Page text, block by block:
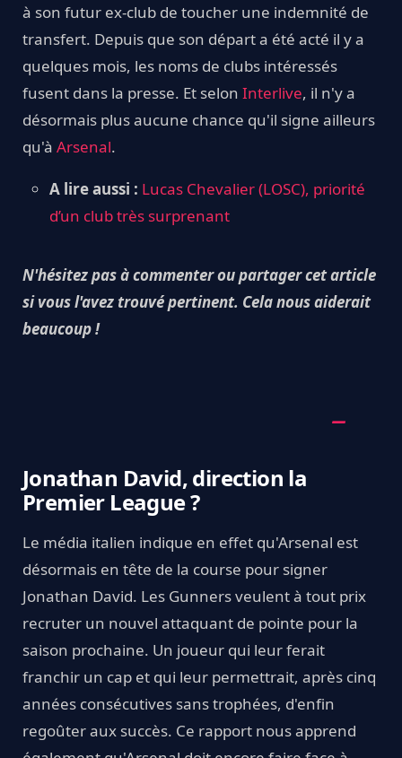
à son futur ex-club de toucher une indemnité de
transfert. Depuis que son départ a été acté il y a
quelques mois, les noms de clubs intéressés
fusent dans la presse. Et selon Interlive, il n'y a
désormais plus aucune chance qu'il signe ailleurs
qu'à Arsenal.
A lire aussi : Lucas Chevalier (LOSC), priorité
d’un club très surprenant
N'hésitez pas à commenter ou partager cet article
si vous l'avez trouvé pertinent. Cela nous aiderait
beaucoup !
Jonathan David, direction la
Premier League ?
Le média italien indique en effet qu'Arsenal est
désormais en tête de la course pour signer
Jonathan David. Les Gunners veulent à tout prix
recruter un nouvel attaquant de pointe pour la
saison prochaine. Un joueur qui leur ferait
franchir un cap et qui leur permettrait, après cinq
années consécutives sans trophées, d'enfin
regoûter aux succès. Ce rapport nous apprend